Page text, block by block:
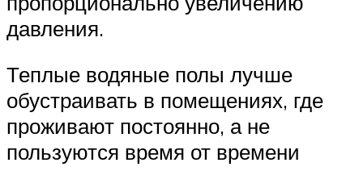
давления.
Теплые водяные полы лучше
обустраивать в помещениях, где
проживают постоянно, а не
пользуются время от времени